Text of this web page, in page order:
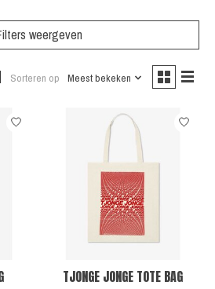
weergeven
Sorteren op Meest bekeken
TJONGE JONGE TOTE BAG